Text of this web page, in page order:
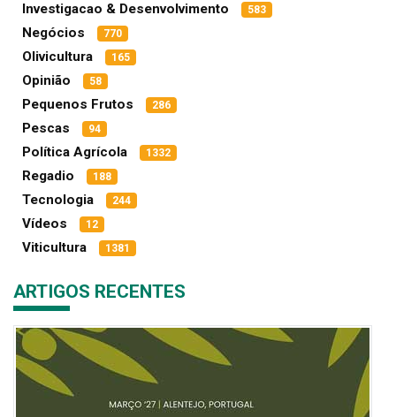
Investigacao & Desenvolvimento 583
Negócios 770
Olivicultura 165
Opinião 58
Pequenos Frutos 286
Pescas 94
Política Agrícola 1332
Regadio 188
Tecnologia 244
Vídeos 12
Viticultura 1381
ARTIGOS RECENTES